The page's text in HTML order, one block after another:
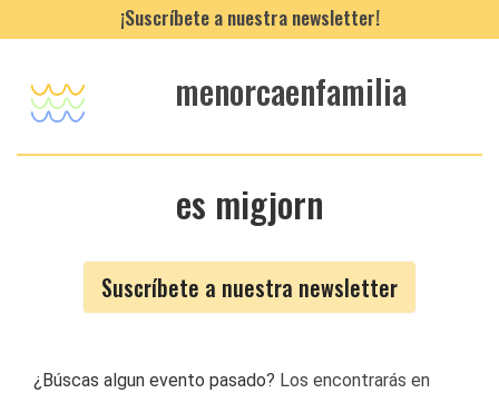
¡Suscríbete a nuestra newsletter!
menorcaenfamilia
es migjorn
Suscríbete a nuestra newsletter
¿Búscas algun evento pasado? Los encontrarás en